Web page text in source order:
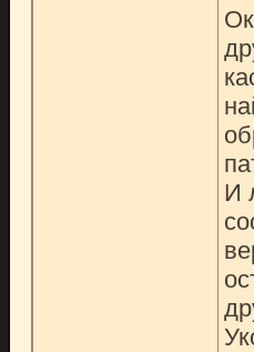
И